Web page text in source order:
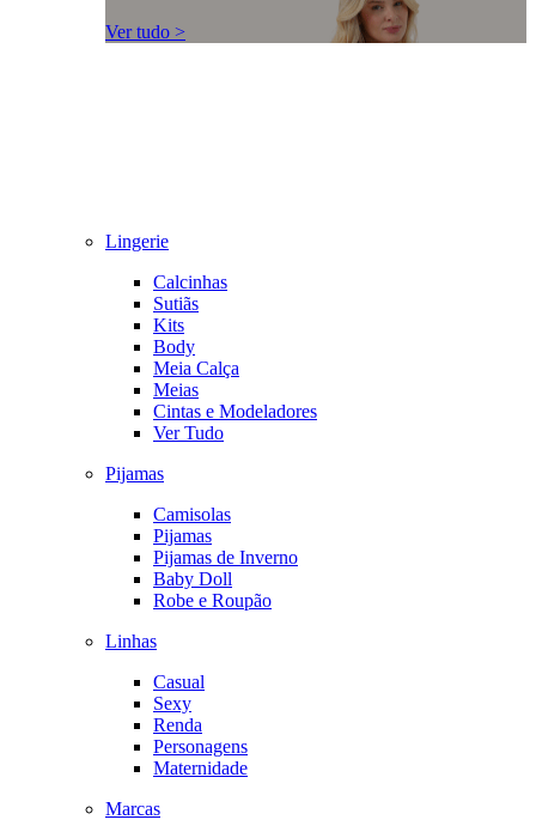
Ver tudo >
Lingerie
Calcinhas
Sutiãs
Kits
Body
Meia Calça
Meias
Cintas e Modeladores
Ver Tudo
Pijamas
Camisolas
Pijamas
Pijamas de Inverno
Baby Doll
Robe e Roupão
Linhas
Casual
Sexy
Renda
Personagens
Maternidade
Marcas